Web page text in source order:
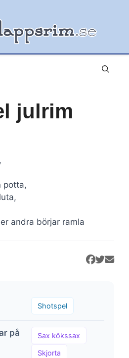
julrim
potta,
andra börjar ramla
Shotspel
på
Sax kökssax
Skjorta